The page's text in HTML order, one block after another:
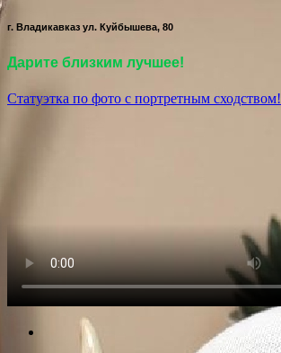
г. Владикавказ ул. Куйбышева, 80
Дарите близким лучшее!
Статуэтка по фото с портретным сходством!